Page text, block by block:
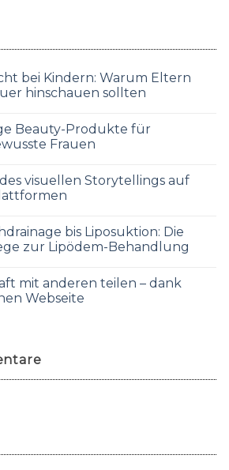
bei Kindern: Warum Eltern
hinschauen sollten
Beauty-Produkte für
Frauen
visuellen Storytellings auf
bis Liposuktion: Die
zur Lipödem-Behandlung
mit anderen teilen – dank
Webseite